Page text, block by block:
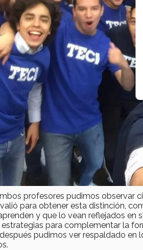
profesores pudimos observar
para obtener esta distinción,
y que lo vean reflejados en
para complementar la
pudimos ver respaldado en